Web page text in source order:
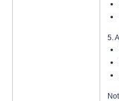
5.